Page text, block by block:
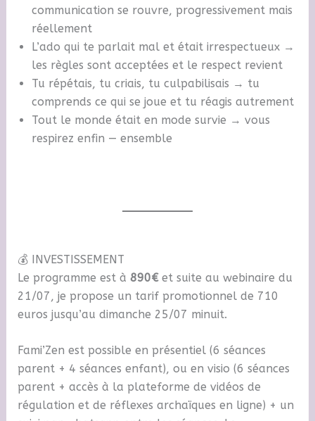
communication se rouvre, progressivement mais
réellement
L’ado qui te parlait mal et était irrespectueux →
les règles sont acceptées et le respect revient
Tu répétais, tu criais, tu culpabilisais → tu
comprends ce qui se joue et tu réagis autrement
Tout le monde était en mode survie → vous
respirez enfin — ensemble
💰 INVESTISSEMENT
Le programme est à 890€et suite au webinaire du
21/07, je propose un tarif promotionnel de 710
euros jusqu’au dimanche 25/07 minuit.
Fami’Zen est possible en présentiel (6 séances
parent + 4 séances enfant), ou en visio (6 séances
parent + accès à la plateforme de vidéos de
régulation et de réflexes archaïques en ligne) + un